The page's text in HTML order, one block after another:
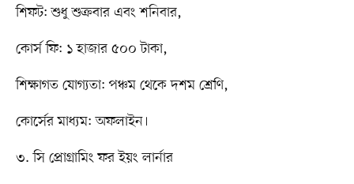
শিফট: শুধু শুক্রবার এবং শনিবার,
কোর্স ফি: ১ হাজার ৫০০ টাকা,
শিক্ষাগত যোগ্যতা: পঞ্চম থেকে দশম শ্রেণি,
কোর্সের মাধ্যম: অফলাইন।
৩. সি প্রোগ্রামিং ফর ইয়ং লার্নার